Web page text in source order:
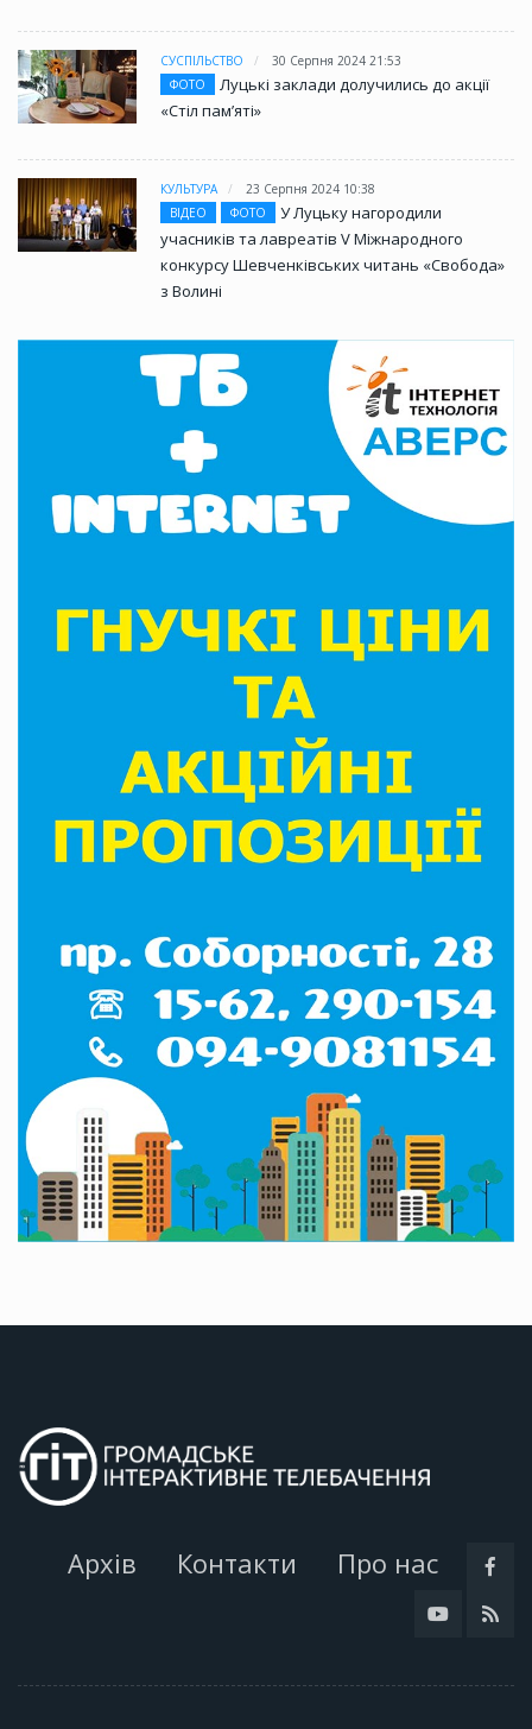
СУСПІЛЬСТВО
30 Серпня 2024 21:53
ФОТО
Луцькі заклади долучились до акції
«Стіл памʼяті»
КУЛЬТУРА
23 Серпня 2024 10:38
ВІДЕО
ФОТО
У Луцьку нагородили
учасників та лавреатів V Міжнародного
конкурсу Шевченківських читань «Свобода»
з Волині
Архів Контакти Про нас